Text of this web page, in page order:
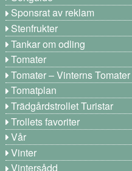
Sponsrat av reklam
Stenfrukter
Tankar om odling
Tomater
Tomater – Vinterns Tomater
Tomatplan
Trädgårdstrollet Turistar
Trollets favoriter
Vår
Vinter
Vintersådd